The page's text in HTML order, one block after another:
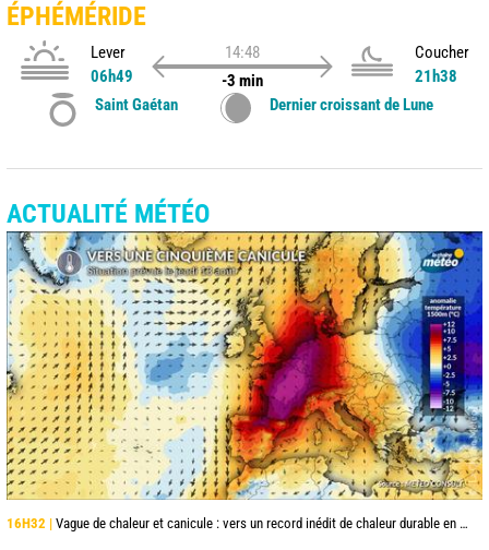
ÉPHÉMÉRIDE
Lever
06h49
14:48
-3 min
Coucher
21h38
Saint Gaétan
Dernier croissant de Lune
ACTUALITÉ MÉTÉO
16H32 | Vague de chaleur et canicule : vers un record inédit de chaleur durable en France